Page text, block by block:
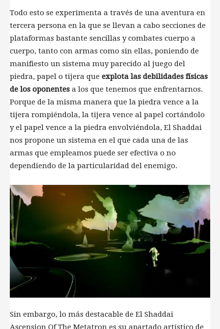
Todo esto se experimenta a través de una aventura en
tercera persona en la que se llevan a cabo secciones de
plataformas bastante sencillas y combates cuerpo a
cuerpo, tanto con armas como sin ellas, poniendo de
manifiesto un sistema muy parecido al juego del
piedra, papel o tijera que explota las debilidades físicas
de los oponentes a los que tenemos que enfrentarnos.
Porque de la misma manera que la piedra vence a la
tijera rompiéndola, la tijera vence al papel cortándolo
y el papel vence a la piedra envolviéndola, El Shaddai
nos propone un sistema en el que cada una de las
armas que empleamos puede ser efectiva o no
dependiendo de la particularidad del enemigo.
Sin embargo, lo más destacable de El Shaddai
Ascension Of The Metatron es su apartado artístico de